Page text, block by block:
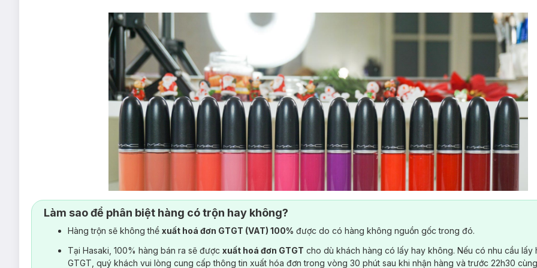
Làm sao để phân biệt hàng có trộn hay không?
Hàng trộn sẽ không thể xuất hoá đơn GTGT (VAT) 100% được do có hàng không nguồn gốc trong đó.
Tại Hasaki, 100% hàng bán ra sẽ được xuất hoá đơn GTGT cho dù khách hàng có lấy hay không. Nếu có nhu cầu lấy
GTGT, quý khách vui lòng cung cấp thông tin xuất hóa đơn trong vòng 30 phút sau khi nhận hàng và trước 22h30